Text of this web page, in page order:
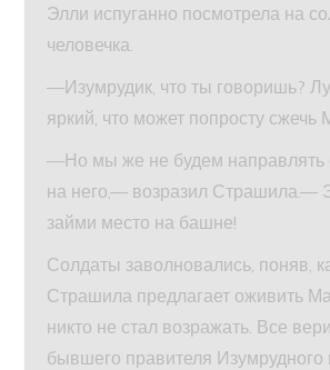
Элли испуганно посмотрела на
человечка.
—Изумрудик, что ты говоришь?
яркий, что может попросту сжечь
—Но мы же не будем направлять
на него,— возразил Страшила.—
займи место на башне!
Солдаты заволновались, поняв,
Страшила предлагает оживить
никто не стал возражать. Все
бывшего правителя Изумрудного